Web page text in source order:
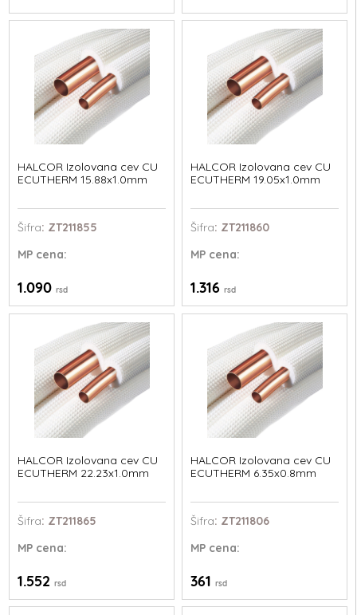
HALCOR Izolovana cev CU
ECUTHERM 15.88x1.0mm
Šifra: ZT211855
MP cena:
1.090rsd
HALCOR Izolovana cev CU
ECUTHERM 19.05x1.0mm
Šifra: ZT211860
MPcena:
1.316 rsd
HALCOR Izolovana cev CU
ECUTHERM 22.23x1.0mm
Šifra: ZT211865
MP cena:
1.552rsd
HALCOR Izolovana cev CU
ECUTHERM 6.35x0.8mm
Šifra: ZT211806
MPcena:
361 rsd